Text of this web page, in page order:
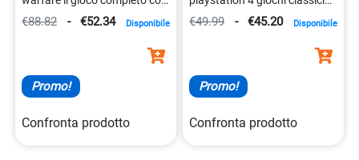
€88.82 - €52.34 Disponibile
Promo!
Confronta prodotto
€49.99 - €45.20 Disponibile
Promo!
Confronta prodotto